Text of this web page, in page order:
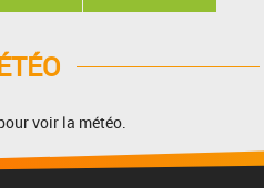
voir la météo.